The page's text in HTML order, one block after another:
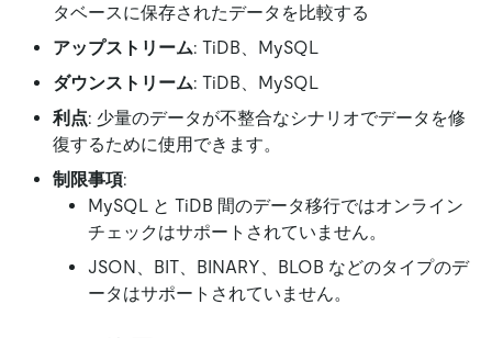
タベースに保存されたデータを比較する
アップストリーム: TiDB、MySQL
ダウンストリーム: TiDB、MySQL
利点: 少量のデータが不整合なシナリオでデータを修
復するために使用できます。
制限事項:
MySQL と TiDB 間のデータ移行ではオンライン
チェックはサポートされていません。
JSON、BIT、BINARY、BLOB などのタイプのデ
ータはサポートされていません。